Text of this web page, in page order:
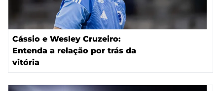
Cássio e Wesley Cruzeiro:
Entenda a relação por trás da
vitória